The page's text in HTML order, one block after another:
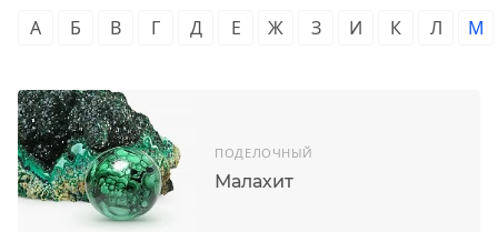
А Б В Г Д Е Ж З И К Л М
ПОДЕЛОЧНЫЙ
Малахит